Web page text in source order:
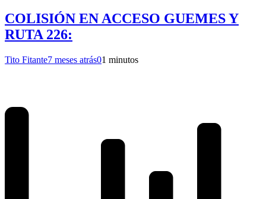
COLISIÓN EN ACCESO GUEMES Y
RUTA 226:
Tito Fitante7 meses atrás01 minutos